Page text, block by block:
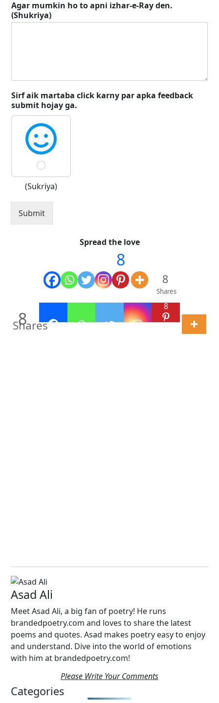
Agar mumkin ho to apni izhar-e-Ray den.
(Shukriya)
Sirf aik martaba click karny par apka feedback
submit hojay ga.
(Sukriya)
Submit
Spread the love
8
8
Shares
8
Shares
8
Asad Ali
Meet Asad Ali, a big fan of poetry! He runs
brandedpoetry.com and loves to share the latest
poems and quotes. Asad makes poetry easy to enjoy
and understand. Dive into the world of emotions
with him at brandedpoetry.com!
Please Write Your Comments
Categories